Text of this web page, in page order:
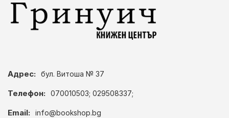
Адрес: бул. Витоша № 37
Телефон: 070010503; 029508337;
Email: info@bookshop.bg